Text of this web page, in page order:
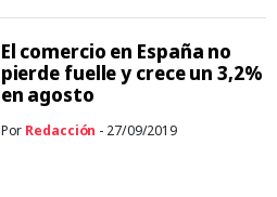
El comercio en España no
pierde fuelle y crece un 3,2%
en agosto
Por Redacción - 27/09/2019